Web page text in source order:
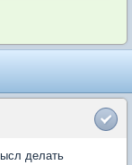
делать